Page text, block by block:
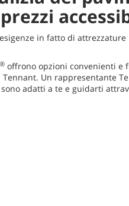
in fatto di
® offrono opzioni convenienti e
Un rappresentante
adatti a te e guidarti